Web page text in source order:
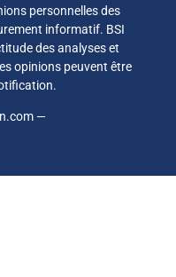
personnelles des
informatif. BSI
des analyses et
opinions peuvent être
—